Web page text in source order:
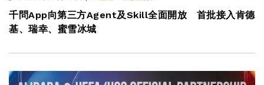
千問App向第三方Agent及Skill全面開放 首批接入肯德
基、瑞幸、蜜雪冰城